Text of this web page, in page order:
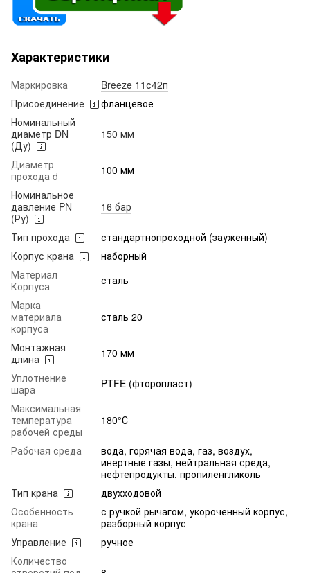
Характеристики
Маркировка
Breeze 11с42п
Присоединение
фланцевое
Номинальный
диаметр DN
(Ду)
150 мм
Диаметр
прохода d
100 мм
Номинальное
давление PN
(Ру)
16 бар
Тип прохода
стандартнопроходной (зауженный)
Корпус крана
наборный
Материал
Корпуса
сталь
Марка
материала
корпуса
сталь 20
Монтажная
длина
170 мм
Уплотнение
шара
PTFE (фторопласт)
Максимальная
температура
рабочей среды
180°С
Рабочая среда
вода, горячая вода, газ, воздух,
инертные газы, нейтральная среда,
нефтепродукты, пропиленгликоль
Тип крана
двухходовой
Особенность
крана
с ручкой рычагом, укороченный корпус,
разборный корпус
Управление
ручное
Количество